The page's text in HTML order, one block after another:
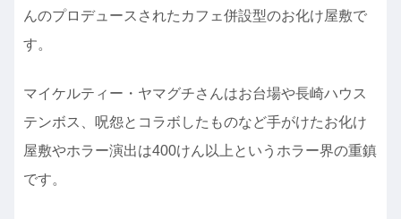
んのプロデュースされたカフェ併設型のお化け屋敷で
す。
マイケルティー・ヤマグチさんはお台場や長崎ハウス
テンボス、呪怨とコラボしたものなど手がけたお化け
屋敷やホラー演出は400けん以上というホラー界の重鎮
です。